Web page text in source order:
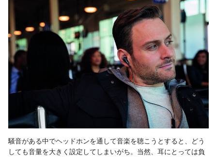
騒音がある中でヘッドホンを通して音楽を聴こうとすると、どう
しても音量を大きく設定してしまいがち。当然、耳にとっては負